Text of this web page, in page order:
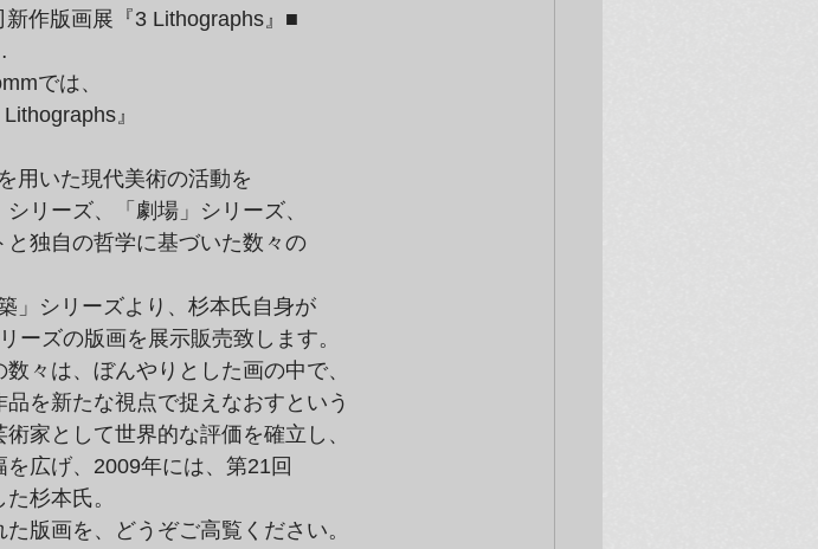
では、
』
リーズ、「劇場」シリーズ、
独自の哲学に基づいた数々の
ーズの版画を展示販売致します。
々は、ぼんやりとした画の中で、
を新たな視点で捉えなおすという
家として世界的な評価を確立し、
広げ、2009年には、第21回
杉本氏。
版画を、どうぞご高覧ください。